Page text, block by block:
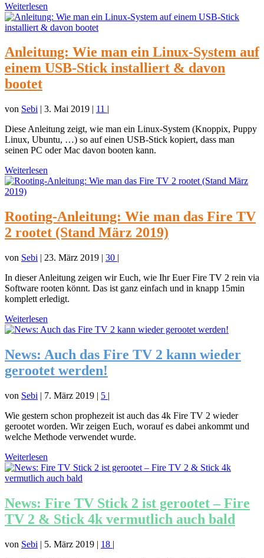
Weiterlesen
Anleitung: Wie man ein Linux-System auf
einem USB-Stick installiert & davon
bootet
von Sebi | 3. Mai 2019 | 11 |
Diese Anleitung zeigt, wie man ein Linux-System (Knoppix, Puppy
Linux, Ubuntu, …) so auf einen USB-Stick kopiert, dass man
seinen PC oder Mac davon booten kann.
Weiterlesen
Rooting-Anleitung: Wie man das Fire TV
2 rootet (Stand März 2019)
von Sebi | 23. März 2019 | 30 |
In dieser Anleitung zeigen wir Euch, wie Ihr Euer Fire TV 2 rein via
Software rooten könnt. Das ist ganz einfach und in knapp 15min
komplett erledigt.
Weiterlesen
News: Auch das Fire TV 2 kann wieder
gerootet werden!
von Sebi | 7. März 2019 | 5 |
Wie gestern schon prophezeit ist auch das 4k Fire TV 2 wieder
gerootet worden. Wir zeigen Euch, worauf es dabei ankommt und
welche Methode verwendet wurde.
Weiterlesen
News: Fire TV Stick 2 ist gerootet – Fire
TV 2 & Stick 4k vermutlich auch bald
von Sebi | 5. März 2019 | 18 |